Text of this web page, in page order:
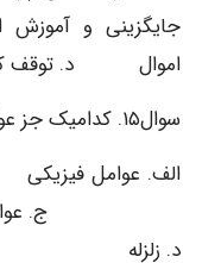
جایگزینی و
اموال د. توقف
سوال۱۵. کدامیک جز عوامل زیان آور محیط کار نیست:
الف. عوامل
ج.
د. زلزله